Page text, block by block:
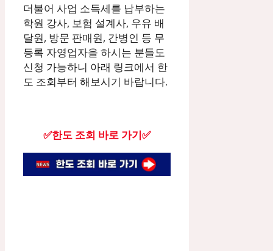
더불어 사업 소득세를 납부하는
학원 강사, 보험 설계사, 우유 배
달원, 방문 판매원, 간병인 등 무
등록 자영업자을 하시는 분들도
신청 가능하니 아래 링크에서 한
도 조회부터 해보시기 바랍니다.
✅한도 조회 바로 가기✅